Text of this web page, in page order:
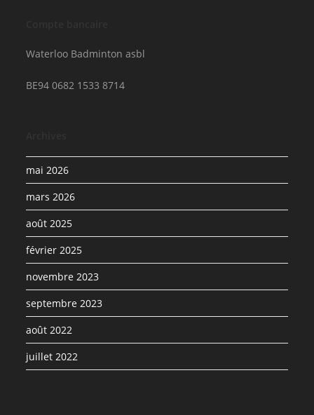
Waterloo Badminton asbl
BE94 0682 1533 8714
mai 2026
mars 2026
août 2025
février 2025
novembre 2023
septembre 2023
août 2022
juillet 2022